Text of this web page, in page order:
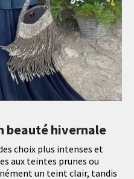
beauté hivernale
choix plus intenses et
aux teintes prunes ou
un teint clair, tandis